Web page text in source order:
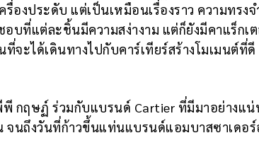
องประดับ แต่เป็นเหมือนเรื่องราว ความทรงจ
บที่แต่ละชิ้นมีความสง่างาม แต่ก็ยังมีคาแร็กเ
จะได้เดินทางไปกับคาร์เทียร์สร้างโมเมนต์ที่ดี
กฤษฏ์ ร่วมกับแบรนด์ Cartier ที่มีมาอย่างแ
นถึงวันที่ก้าวขึ้นแท่นแบรนด์แอมบาสซาเดอร์